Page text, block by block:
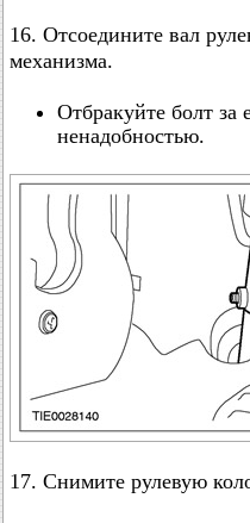
16. Отсоедините вал
механизма.
Отбракуйте болт за
ненадобностью.
17. Снимите рулевую